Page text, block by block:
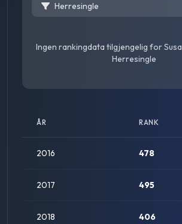
Herresingle
Ingen rankingdata tilgjengelig for
Herresingle
ÅR RANK
2016 478
2017 495
2018 406